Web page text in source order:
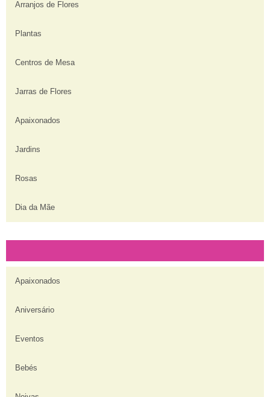
Arranjos de Flores
Plantas
Centros de Mesa
Jarras de Flores
Apaixonados
Jardins
Rosas
Dia da Mãe
Apaixonados
Aniversário
Eventos
Bebés